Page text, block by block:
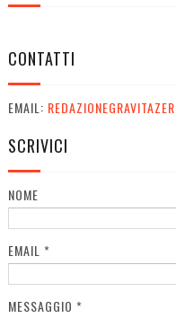
CONTATTI
EMAIL:
SCRIVICI
NOME
EMAIL *
MESSAGGIO *